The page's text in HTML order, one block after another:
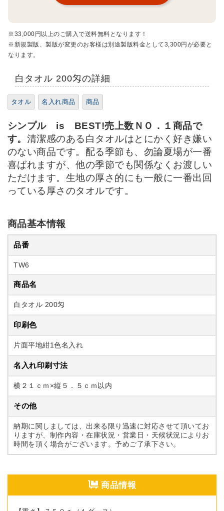
※33,000円以上のご購入で送料無料となります！
※新規製版、製版が変更のお客様は別途製版料金として3,300円が必要と
なります。
白タオル 200匁の詳細
タオル 名入れ商品 商品
シンプル is BEST!売上数ＮＯ．１商品で
す。 清潔感のある白タオルはとにかく好き嫌い
のない商品です。配る季節も、勿論夏場が一番
喜ばれますが、他の季節でも関係なくお渡しい
ただけます。生地の厚さ的にも一般に一番出回
っている厚さのタオルです。
商品基本情報
品番
TW6
商品名
白タオル 200匁
印刷色
片面平地紺1色名入れ
名入れ印刷寸法
横２１ｃｍ×縦５．５ｃｍ以内
その他
納期に関しましては、出来る限り迅速に対応させて頂いてお
りますが、制作内容・在庫状況・営業日・天候状況によりお
時間を頂く場合がございます。予めご了承下さい。
商品情報